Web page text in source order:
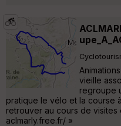
vieille
regroupe
pratique le vélo et la course
retrouver au cours de visites
aclmarly.free.fr/ »